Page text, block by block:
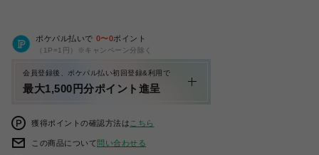
ポケパル払いで 0〜0ポイント
（1P=1円）※キャンペーン分除く
会員登録後、ポケパル払い初回登録&利用で
最大1,500円分ポイント進呈
獲得ポイントの確認方法は こちら
この商品について問い合わせる